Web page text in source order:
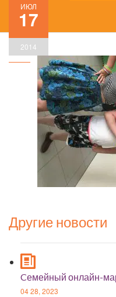
ИЮЛ
17
2014
Другие новости
Cемейный онлайн-
04 28, 2023